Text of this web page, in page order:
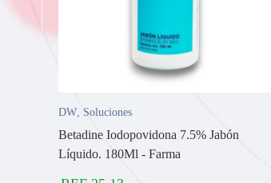
DW, Soluciones
Betadine Iodopovidona 7.5% Jabón
Líquido. 180Ml - Farma